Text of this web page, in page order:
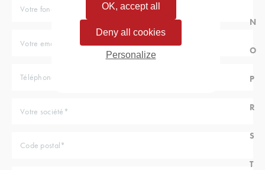
N
O
P
R
S
T
OK, accept all
Deny all cookies
Personalize